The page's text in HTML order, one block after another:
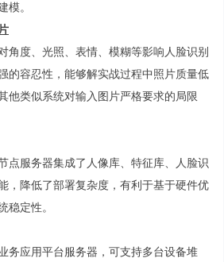
模。
角度、光照、表情、模糊等影响人脸识别
的容忍性，能够解实战过程中照片质量低
他类似系统对输入图片严格要求的局限
点服务器集成了人像库、特征库、人脸识
，降低了部署复杂度，有利于基于硬件优
稳定性。
务应用平台服务器，可支持多台设备堆